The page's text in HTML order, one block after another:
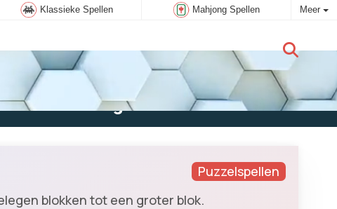
Klassieke Spellen Mahjong Spellen Meer
Nieuwe gebruiker:Aanmelden
Puzzelspellen
blokken tot een groter blok.